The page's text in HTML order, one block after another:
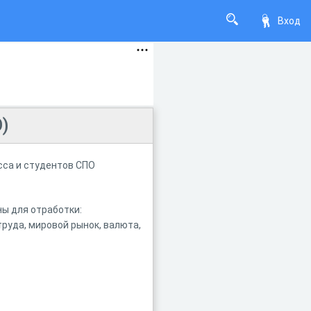
Вход
и студентов СПО
для отработки:
мировой рынок, валюта,